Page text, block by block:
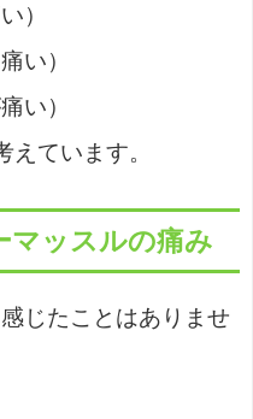
）
い）
い）
ています。
マッスルの痛み
じたことはありませ